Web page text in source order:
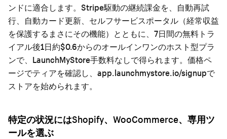
ンドに適合します。Stripe駆動の継続課金を、自動再試
行、自動カード更新、セルフサービスポータル（経常収益
を保護するまさにその機能）とともに、7日間の無料トラ
イアル後1日約$0.6からのオールインワンのホスト型プラ
ンで、LaunchMyStore手数料なしで得られます。 価格ペ
ージでティアを確認し、 app.launchmystore.io/signupで
ストアを始められます。
特定の状況にはShopify、WooCommerce、専用ツ
ールを選ぶ